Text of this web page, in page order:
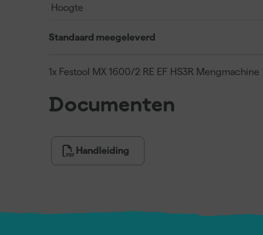
Hoogte
Standaard meegeleverd
1x Festool MX 1600/2 RE EF HS3R Mengmachine
Documenten
Handleiding